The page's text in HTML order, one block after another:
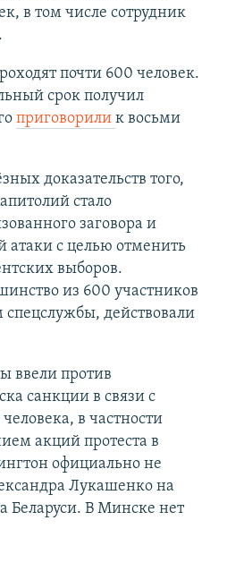
в том числе сотрудник
почти 600 человек.
срок получил
приговорили к восьми
доказательств того,
стало
заговора и
атаки с целью отменить
выборов.
из 600 участников
действовали
ввели против
санкции в связи с
в частности
акций протеста в
официально не
Лукашенко на
Беларуси. В Минске нет